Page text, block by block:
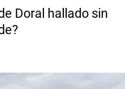
Doral hallado sin